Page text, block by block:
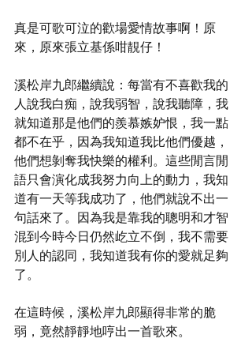
真是可歌可泣的歡場愛情故事啊！原
來，原來張立基係咁靚仔！
溪松岸九郎繼續說：每當有不喜歡我的
人說我白痴，說我弱智，說我聽障，我
就知道那是他們的羨慕嫉妒恨，我一點
都不在乎，因為我知道我比他們優越，
他們想剝奪我快樂的權利。這些閒言閒
語只會演化成我努力向上的動力，我知
道有一天等我成功了，他們就說不出一
句話來了。因為我是靠我的聰明和才智
混到今時今日仍然屹立不倒，我不需要
別人的認同，我知道我有你的愛就足夠
了。
在這時候，溪松岸九郎顯得非常的脆
弱，竟然靜靜地哼出一首歌來。